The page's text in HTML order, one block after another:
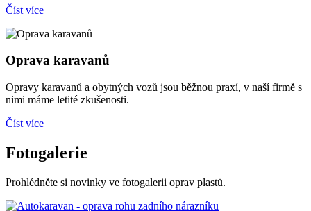
Číst více
Oprava karavanů
Opravy karavanů a obytných vozů jsou běžnou praxí, v naší firmě s
nimi máme letité zkušenosti.
Číst více
Fotogalerie
Prohlédněte si novinky ve fotogalerii oprav plastů.